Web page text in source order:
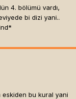
4. bölümü vardı,
bi dizi yani..
eskiden bu kural yani